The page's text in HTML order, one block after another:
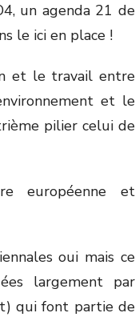
un agenda 21 de
le ici en place !
et le travail entre
et le
pilier celui de
européenne et
oui mais ce
largement par
qui font partie de